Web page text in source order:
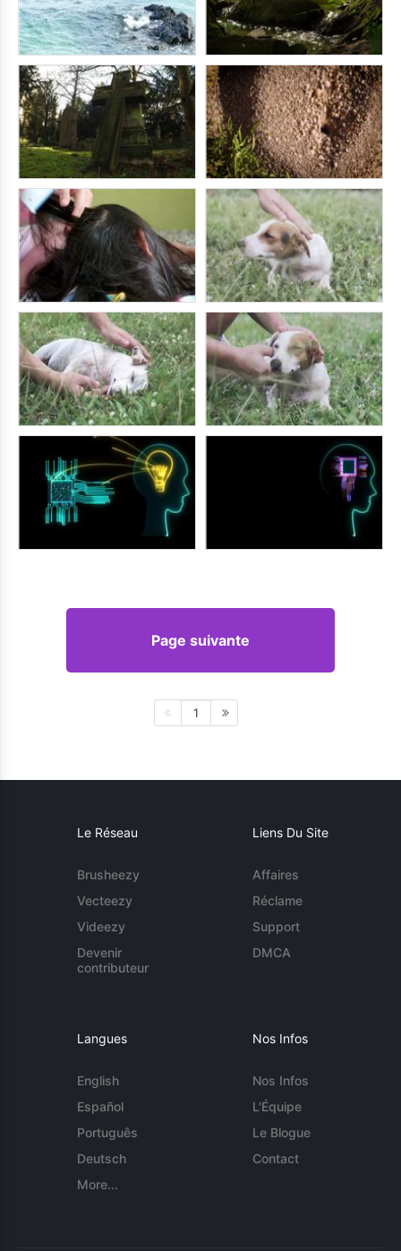
Page suivante
1
Le Réseau
Brusheezy
Vecteezy
Videezy
Devenir
contributeur
Liens Du Site
Affaires
Réclame
Support
DMCA
Langues
English
Español
Português
Deutsch
More...
Nos Infos
Nos Infos
L'Équipe
Le Blogue
Contact